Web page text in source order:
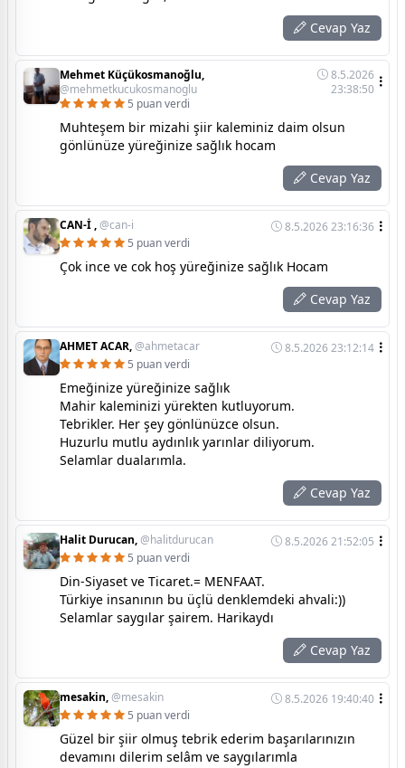
Cevap Yaz
Mehmet Küçükosmanoğlu,
@mehmetkucukosmanoglu
8.5.2026
23:38:50
5 puan verdi
Muhteşem bir mizahi şiir kaleminiz daim olsun
gönlünüze yüreğinize sağlık hocam
Cevap Yaz
CAN-İ ,@can-i
8.5.2026 23:16:36
5 puan verdi
Çok ince ve cok hoş yüreğinize sağlık Hocam
Cevap Yaz
AHMET ACAR,@ahmetacar
8.5.2026 23:12:14
5 puan verdi
Emeğinize yüreğinize sağlık
Mahir kaleminizi yürekten kutluyorum.
Tebrikler. Her şey gönlünüzce olsun.
Huzurlu mutlu aydınlık yarınlar diliyorum.
Selamlar dualarımla.
Cevap Yaz
Halit Durucan,@halitdurucan
8.5.2026 21:52:05
5 puan verdi
Din-Siyaset ve Ticaret.= MENFAAT.
Türkiye insanının bu üçlü denklemdeki ahvali:))
Selamlar saygılar şairem. Harikaydı
Cevap Yaz
mesakin,@mesakin
8.5.2026 19:40:40
5 puan verdi
Güzel bir şiir olmuş tebrik ederim başarılarınızın
devamını dilerim selâm ve saygılarımla